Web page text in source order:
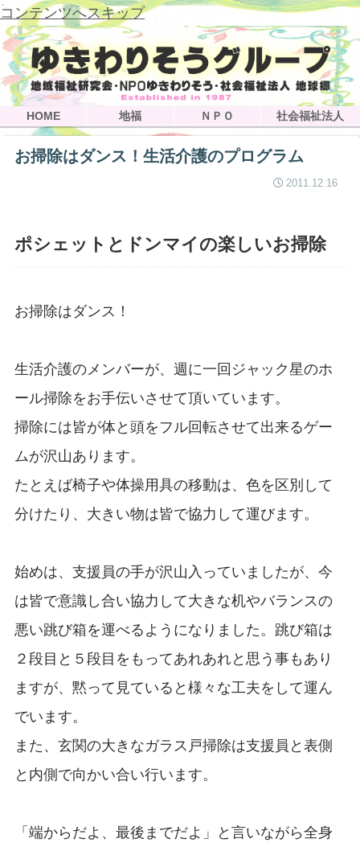
コンテンツへスキップ
HOME 地福 ＮＰＯ 社会福祉法人
お掃除はダンス！生活介護のプログラム
2011.12.16
ポシェットとドンマイの楽しいお掃除
お掃除はダンス！
生活介護のメンバーが、週に一回ジャック星のホ
ール掃除をお手伝いさせて頂いています。
掃除には皆が体と頭をフル回転させて出来るゲー
ムが沢山あります。
たとえば椅子や体操用具の移動は、色を区別して
分けたり、大きい物は皆で協力して運びます。
始めは、支援員の手が沢山入っていましたが、今
は皆で意識し合い協力して大きな机やバランスの
悪い跳び箱を運べるようになりました。跳び箱は
２段目と５段目をもってあれあれと思う事もあり
ますが、黙って見ていると様々な工夫をして運ん
でいます。
また、玄関の大きなガラス戸掃除は支援員と表側
と内側で向かい合い行います。
「端からだよ、最後までだよ」と言いながら全身